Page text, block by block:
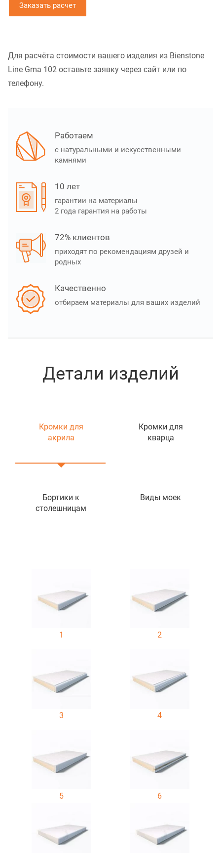
Заказать расчет
Для расчёта стоимости вашего изделия из Bienstone
Line Gma 102 оставьте заявку через сайт или по
телефону.
Работаем
с натуральными и искусственными
камнями
10 лет
гарантии на материалы
2 года гарантия на работы
72% клиентов
приходят по рекомендациям друзей и
родных
Качественно
отбираем материалы для ваших изделий
Детали изделий
Кромки для
акрила
Кромки для
кварца
Бортики к
столешницам
Виды моек
1 2
3 4
5 6